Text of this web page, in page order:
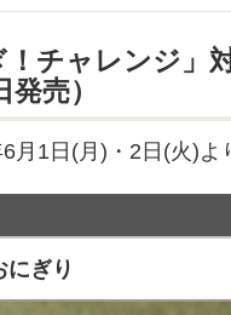
チャレンジ」
売）
1日(月)・2日(火)よ
にぎり